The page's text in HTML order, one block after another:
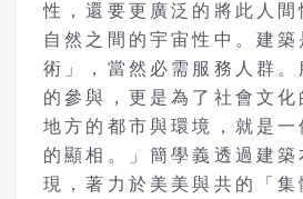
性，還要更廣泛的將此人
自然之間的宇宙性中。建築
術」，當然必需服務人群。
的參與，更是為了社會文化
地方的都市與環境，就是一
的顯相。」簡學義透過建
現，著力於美美與共的「集